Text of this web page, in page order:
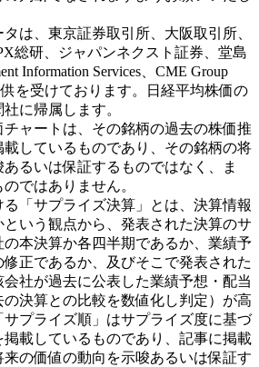
は、東京証券取引所、大阪取引所、
総研、ジャパンネクスト証券、堂島
Information Services、CME Group
を受けております。日経平均株価の
に帰属します。
ャートは、その銘柄の過去の株価推
しているものであり、その銘柄の将
るいは保証するものではなく、ま
ではありません。
「サプライズ決算」とは、決算情報
いう観点から、発表された決算のサ
本決算か各四半期であるか、業績予
正であるか、及びそこで発表された
社が過去に公表した業績予想・配当
決算との比較を数値化し判定）が高
プライズ順」はサプライズ度に基づ
載しているものであり、記事に掲載
の価値の動向を示唆あるいは保証す